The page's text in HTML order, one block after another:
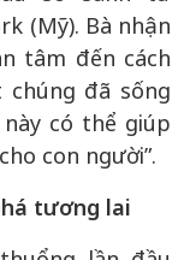
(Mỹ). Bà nhận
tâm đến cách
đã sống
có thể giúp
con người”.
tương lai